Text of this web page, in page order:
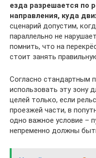
езда разрешается по
направления, куда
сценарий допустим,
параллельно не
помнить, что на
стоит занять
Согласно стандартным
использовать эту зону
целей только, если
проезжей части, в
одно важное условие –
непременно должны